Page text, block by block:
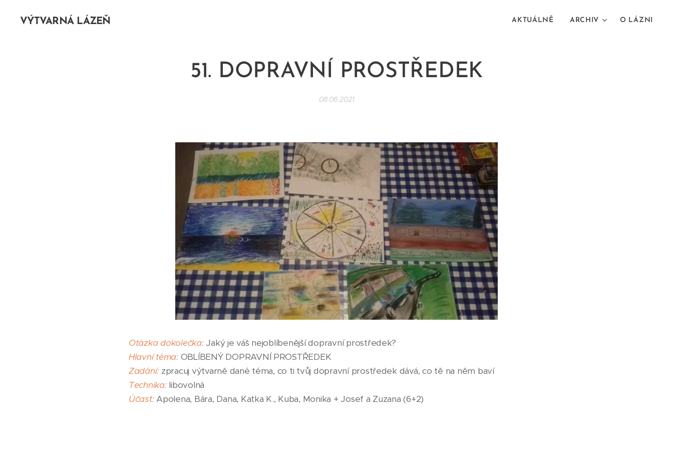
VÝTVARNÁ LÁZEŇ AKTUÁLNĚ ARCHIV O LÁZNI
51. DOPRAVNÍ PROSTŘEDEK
08.06.2021
Otázka dokolečka:Jaký je váš nejoblíbenější dopravní prostředek?
Hlavní téma:OBLÍBENÝ DOPRAVNÍ PROSTŘEDEK
Zadání: zpracuj výtvarně dané téma, co ti tvůj dopravní prostředek dává, co tě na něm baví
Technika:libovolná
Účast:Apolena, Bára, Dana, Katka K., Kuba, Monika + Josef a Zuzana (6+2)